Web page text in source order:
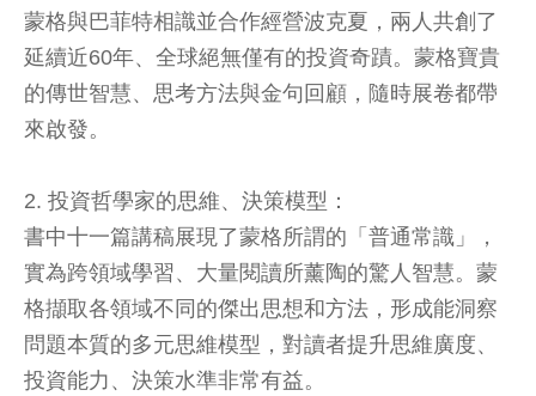
蒙格與巴菲特相識並合作經營波克夏，兩人共創了
延續近60年、全球絕無僅有的投資奇蹟。蒙格寶貴
的傳世智慧、思考方法與金句回顧，隨時展卷都帶
來啟發。
2. 投資哲學家的思維、決策模型：
書中十一篇講稿展現了蒙格所謂的「普通常識」，
實為跨領域學習、大量閱讀所薰陶的驚人智慧。蒙
格擷取各領域不同的傑出思想和方法，形成能洞察
問題本質的多元思維模型，對讀者提升思維廣度、
投資能力、決策水準非常有益。